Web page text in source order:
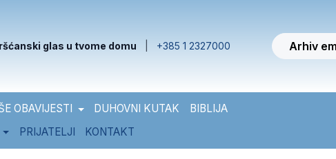
glas u tvome domu +385 1 2327000 Arhiv
OBAVIJESTI DUHOVNI KUTAK
BIBLIJA
PRIJATELJI KONTAKT